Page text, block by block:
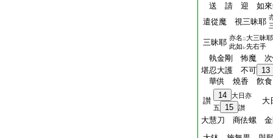
送 請 迎 如
遣從魔 視三昧耶
三昧耶 亦名 二大三昧耶
此如 レ先右手
執金剛 怖魔 次
堪忍大護 不可 13
華供 燒香 飮
讃
14
大日亦
五
15 讃
大
大慧刀 商佉螺